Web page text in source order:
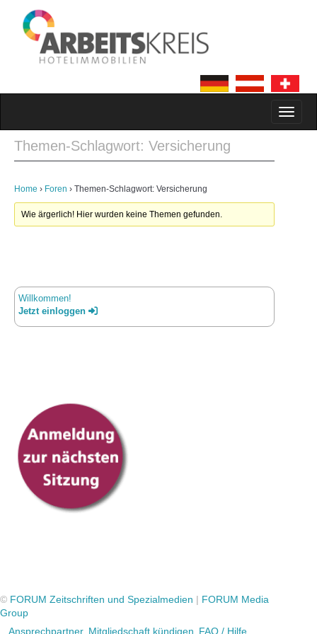
Themen-Schlagwort: Versicherung
Home › Foren › Themen-Schlagwort: Versicherung
Wie ärgerlich! Hier wurden keine Themen gefunden.
Willkommen!
Jetzt einloggen
© FORUM Zeitschriften und Spezialmedien | FORUM Media
Group
Ansprechpartner Mitgliedschaft kündigen FAQ / Hilfe